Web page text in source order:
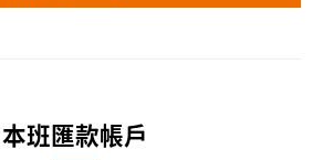
本班匯款帳戶